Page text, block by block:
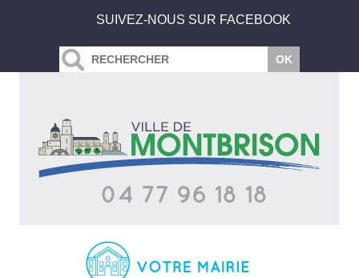
SUIVEZ-NOUS SUR FACEBOOK